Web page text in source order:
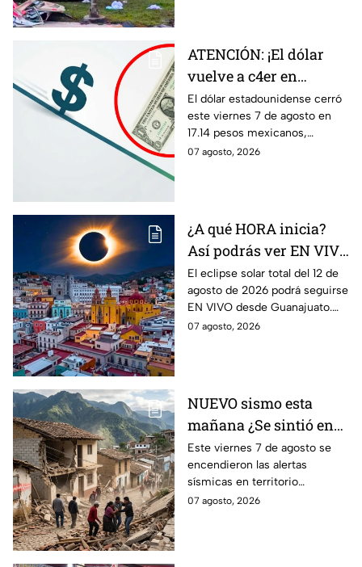
ATENCIÓN: ¡El dólar
vuelve a c4er en
Guanajuato! Esto cuesta
HOY 7 de agosto:
¿conviene comprar?
El dólar estadounidense cerró
este viernes 7 de agosto en
17.14 pesos mexicanos,
manteniendo una tendencia a
07 agosto, 2026
¿A qué HORA inicia?
Así podrás ver EN VIVO
desde Guanajuato el
eclipse solar total del 12
de agosto de 2026
El eclipse solar total del 12 de
agosto de 2026 podrá seguirse
EN VIVO desde Guanajuato.
Conoce a qué hora inicia
07 agosto, 2026
NUEVO sismo esta
mañana ¿Se sintió en
Guanajuato? Sismo de
4.2 despertó con alertas
en México
Este viernes 7 de agosto se
encendieron las alertas
sísmicas en territorio
mexicano, conoce dónde fue y
07 agosto, 2026